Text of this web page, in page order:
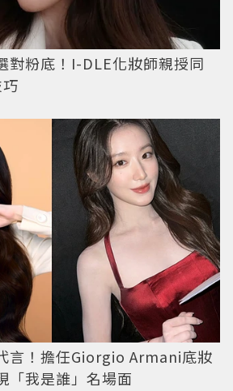
對粉底！I-DLE化妝師親授同
言！擔任Giorgio Armani底妝
我是誰」名場面